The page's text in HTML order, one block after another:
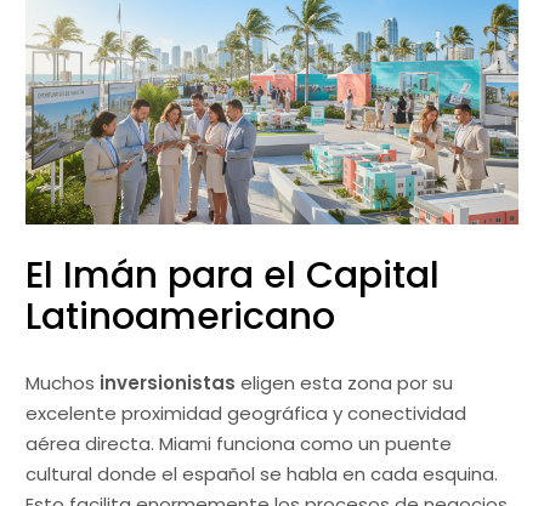
El Imán para el Capital
Latinoamericano
Muchos inversionistas eligen esta zona por su
excelente proximidad geográfica y conectividad
aérea directa. Miami funciona como un puente
cultural donde el español se habla en cada esquina.